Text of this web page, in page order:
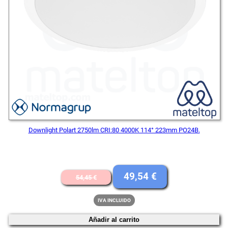
Downlight Polart 2750lm CRI:80 4000K 114° 223mm PO24B.
54,45€
El
precio
original
era:
49,54 €
El
precio
IVA INCLUIDO
Añadir al carrito